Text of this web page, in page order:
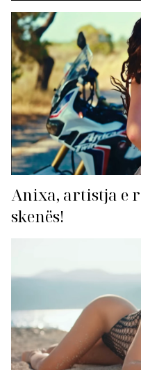
Anixa, artistja e
skenës!